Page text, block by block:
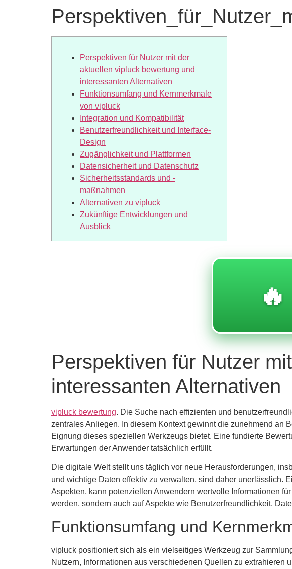
Perspektiven für Nutzer mit der
aktuellen vipluck bewertung und
interessanten Alternativen
Funktionsumfang und Kernmerkmale
von vipluck
Integration und Kompatibilität
Benutzerfreundlichkeit und Interface-
Design
Zugänglichkeit und Plattformen
Datensicherheit und Datenschutz
Sicherheitsstandards und -
maßnahmen
Alternativen zu vipluck
Zukünftige Entwicklungen und
Ausblick
Perspektiven für Nutzer
interessanten Alternativen
vipluck bewertung. Die Suche nach effizienten und
zentrales Anliegen. In diesem Kontext gewinnt die zunehmend an
Eignung dieses speziellen Werkzeugs bietet. Eine fundierte
Erwartungen der Anwender tatsächlich erfüllt.
Die digitale Welt stellt uns täglich vor neue Herausforderungen,
und wichtige Daten effektiv zu verwalten, sind daher unerlässlich.
Aspekten, kann potenziellen Anwendern wertvolle Informationen
werden, sondern auch auf Aspekte wie Benutzerfreundlichkeit,
Funktionsumfang und
vipluck positioniert sich als ein vielseitiges Werkzeug zur
Nutzern, Informationen aus verschiedenen Quellen zu